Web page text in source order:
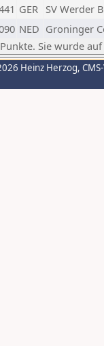
GER SV Werder
NED Groninger
Sie wurde
Heinz Herzog,